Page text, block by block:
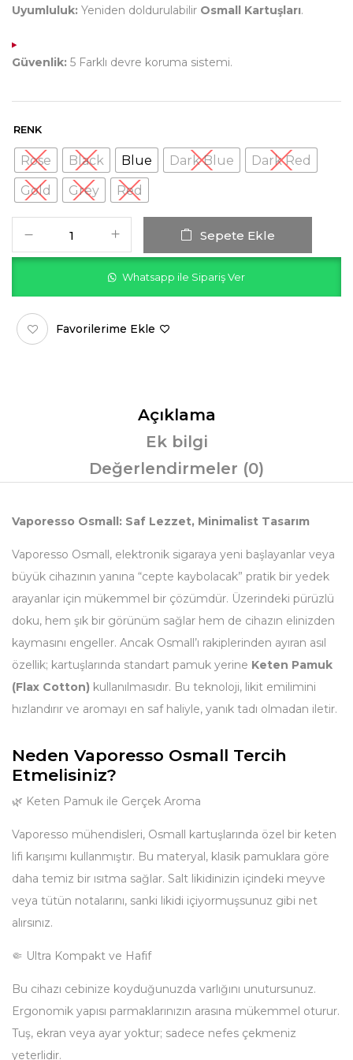
Uyumluluk: Yeniden doldurulabilir Osmall Kartuşları.
Güvenlik: 5 Farklı devre koruma sistemi.
RENK
Rose Black Blue Dark Blue
Dark Red
Gold
Grey Red
Sepete Ekle
Whatsapp ile Sipariş Ver
Favorilerime Ekle
Açıklama
Ek bilgi
Değerlendirmeler (0)
Vaporesso Osmall: Saf Lezzet, Minimalist Tasarım
Vaporesso Osmall, elektronik sigaraya yeni başlayanlar veya
büyük cihazının yanına “cepte kaybolacak” pratik bir yedek
arayanlar için mükemmel bir çözümdür. Üzerindeki pürüzlü
doku, hem şık bir görünüm sağlar hem de cihazın elinizden
kaymasını engeller. Ancak Osmall’ı rakiplerinden ayıran asıl
özellik; kartuşlarında standart pamuk yerine Keten Pamuk
(Flax Cotton) kullanılmasıdır. Bu teknoloji, likit emilimini
hızlandırır ve aromayı en saf haliyle, yanık tadı olmadan iletir.
Neden Vaporesso Osmall Tercih
Etmelisiniz?
🌿 Keten Pamuk ile Gerçek Aroma
Vaporesso mühendisleri, Osmall kartuşlarında özel bir keten
lifi karışımı kullanmıştır. Bu materyal, klasik pamuklara göre
daha temiz bir ısıtma sağlar. Salt likidinizin içindeki meyve
veya tütün notalarını, sanki likidi içiyormuşsunuz gibi net
alırsınız.
🤏 Ultra Kompakt ve Hafif
Bu cihazı cebinize koyduğunuzda varlığını unutursunuz.
Ergonomik yapısı parmaklarınızın arasına mükemmel oturur.
Tuş, ekran veya ayar yoktur; sadece nefes çekmeniz
yeterlidir.